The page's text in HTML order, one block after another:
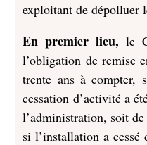
exploitant de dépolluer
En premier lieu, le
l’obligation de remise
trente ans à compter,
cessation d’activité a
l’administration, soit
si l’installation a cessé